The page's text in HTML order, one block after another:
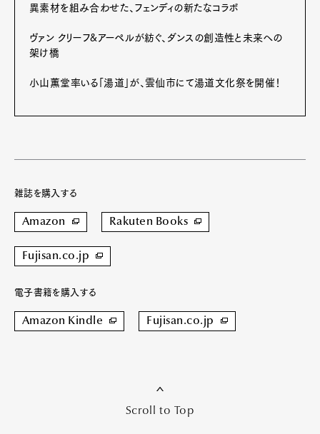
異素材を組み合わせた、フェンディの新たなコラボ
ヴァン クリーフ&アーペルが紡ぐ、ダンスの創造性と未来への
架け橋
小山薫堂率いる「湯道」が、雲仙市にて湯道文化祭を開催！
雑誌を購入する
Amazon Rakuten Books
Fujisan.co.jp
電子書籍を購入する
Amazon Kindle Fujisan.co.jp
Scroll to Top